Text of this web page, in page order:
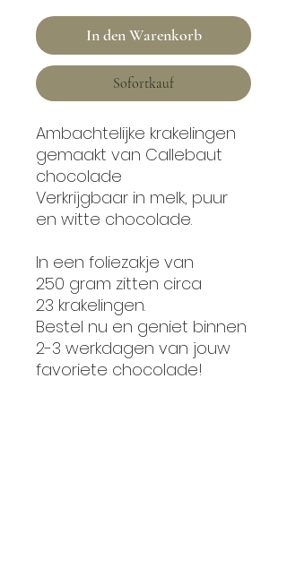
In den Warenkorb
Sofortkauf
Ambachtelijke krakelingen
gemaakt van Callebaut
chocolade
Verkrijgbaar in melk, puur
en witte chocolade.
In een foliezakje van
250 gram zitten circa
23 krakelingen.
Bestel nu en geniet binnen
2-3 werkdagen van jouw
favoriete chocolade!